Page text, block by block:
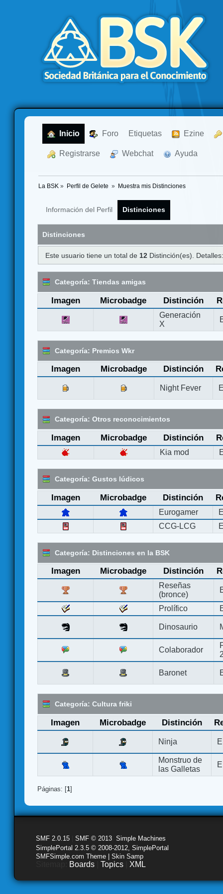
Inicio Foro Etiquetas Ezine
Registrarse Webchat Ayuda
La BSK » Perfil de Gelete » Muestra mis Distinciones
Información del Perfil Distinciones
Distinciones
Este usuario tiene un total de 12 Distinción(es).
Categoría: Tiendas amigas
Imagen Microbadge Distinción
Generación
X
Categoría: Premios Wkr
Imagen Microbadge Distinción
Night Fever
Categoría: Otros reconocimientos
Imagen Microbadge Distinción
Kia mod
Categoría: Gustos lúdicos
Imagen Microbadge Distinción
Eurogamer
CCG-LCG
Categoría: Distinciones en la BSK
Imagen Microbadge Distinción
Reseñas
(bronce)
Prolífico
Dinosaurio
Colaborador
Baronet
Categoría: Cultura friki
Imagen Microbadge Distinción
Ninja
Monstruo de
las Galletas
Páginas: [1]
SMF 2.0.15 SMF © 2013 Simple Machines
SimplePortal 2.3.5 © 2008-2012, SimplePortal
SMFSimple.com Theme | Skin Samp
Boards Topics XML